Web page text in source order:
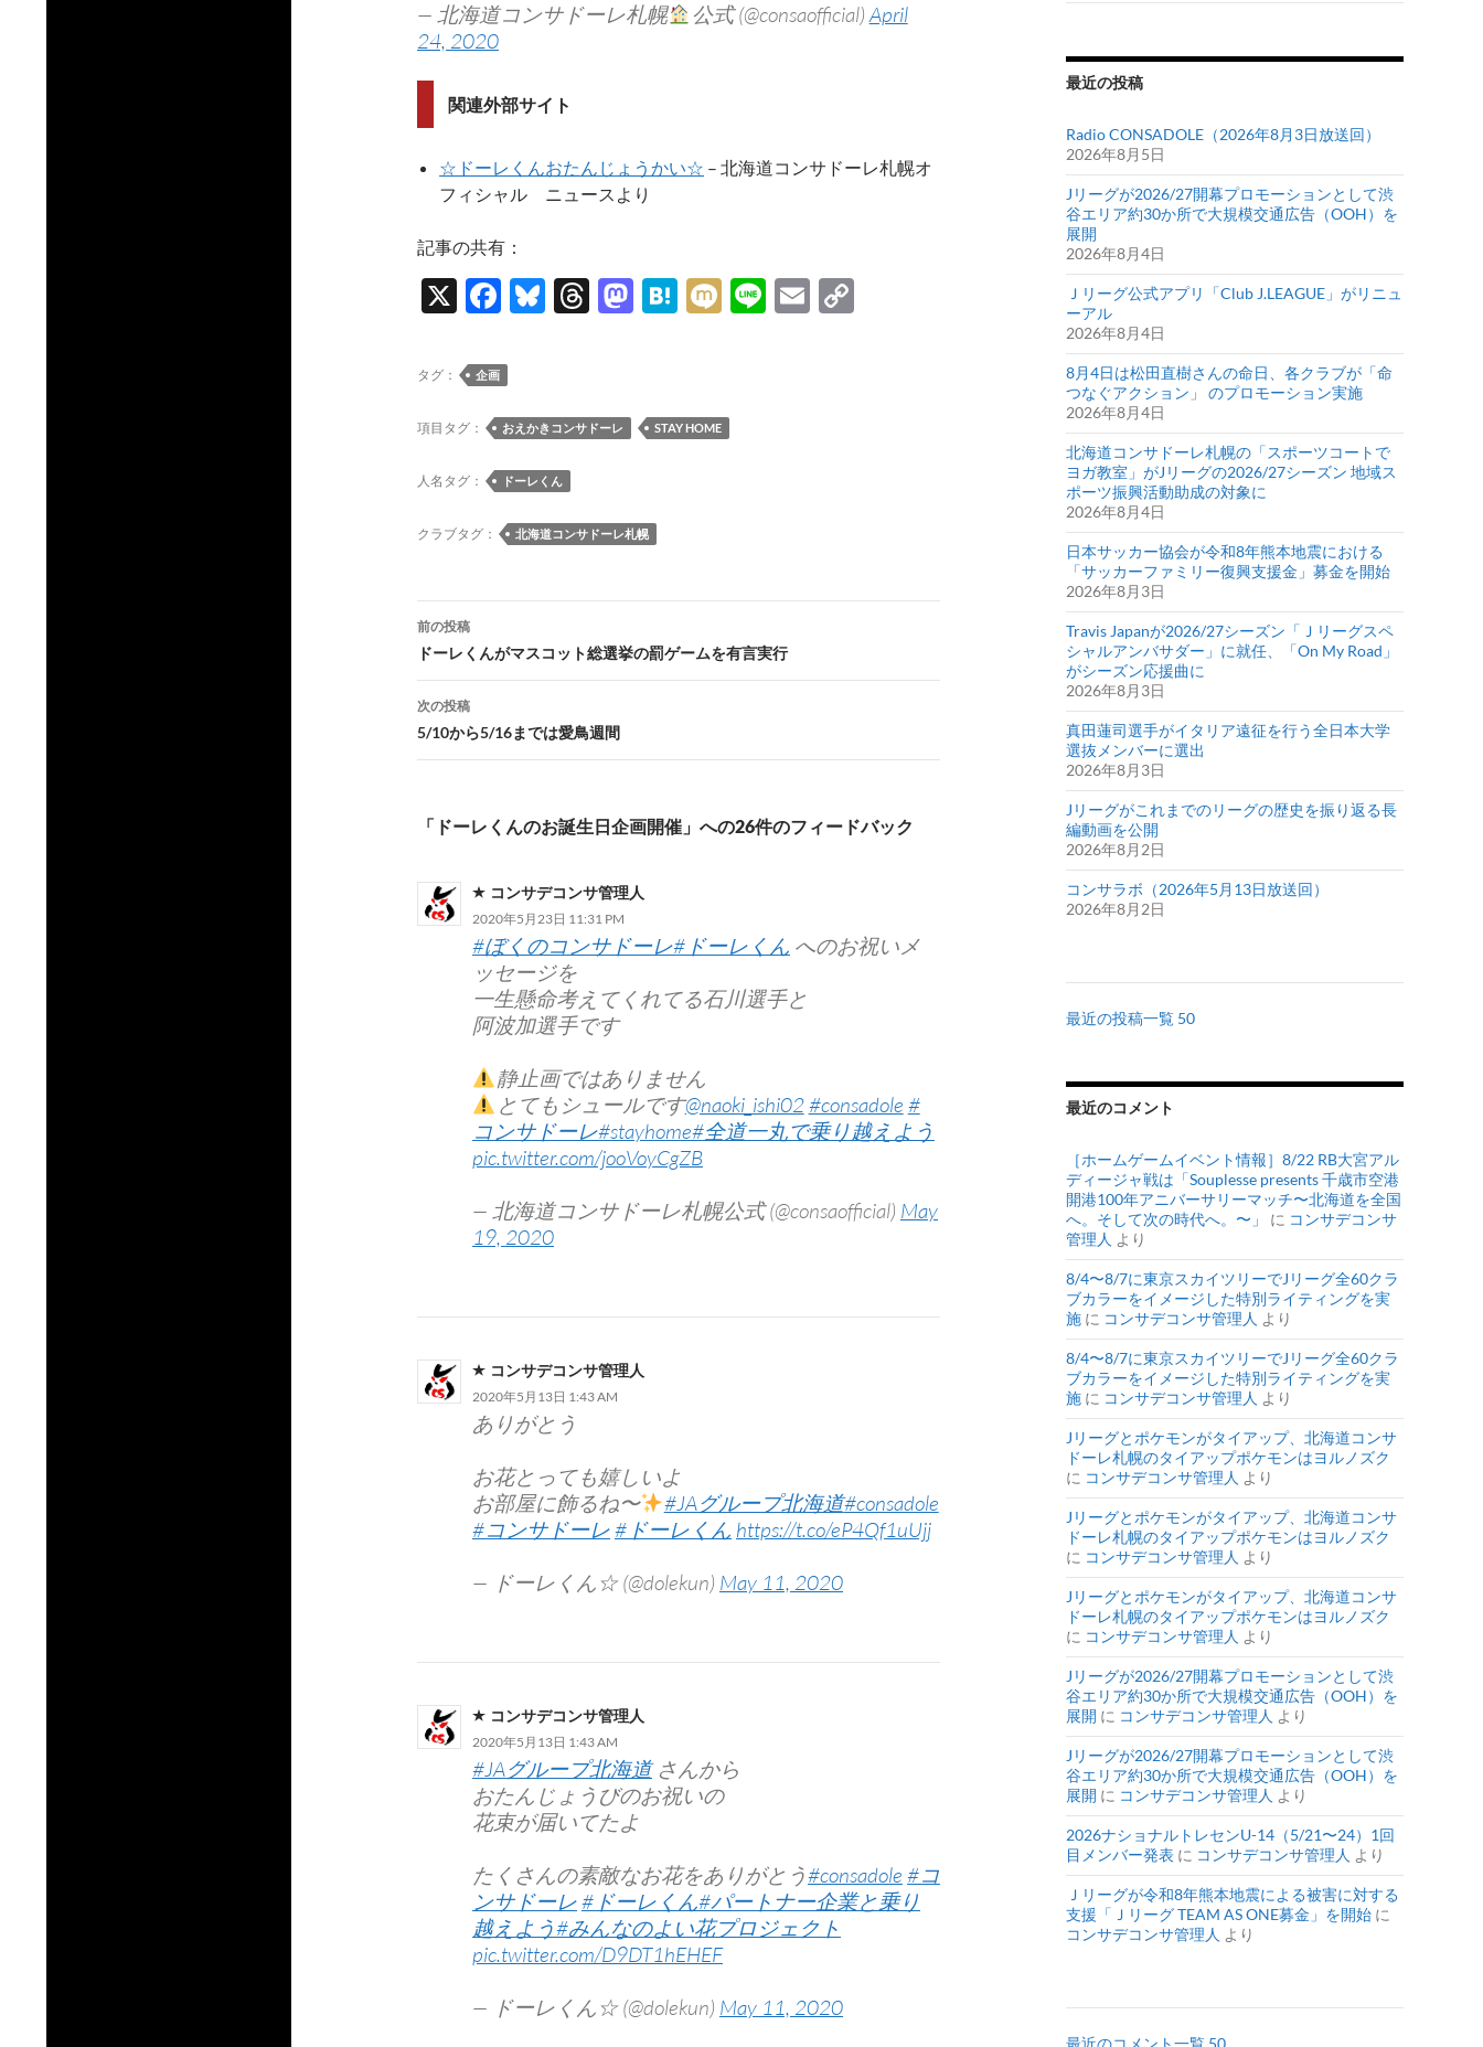
— 北海道コンサドーレ札幌
公式 (@consaofficial)April
24, 2020
関連外部サイト
☆ドーレくんおたんじょうかい☆ – 北海道コンサドーレ札幌オ
フィシャル ニュースより
記事の共有：
X
F
e
o
o
Bl
y
T
ds
M
o
H
a
M Li
E
タグ： 企画
項目タグ： おえかきコンサドーレ STAY HOME
人名タグ： ドーレくん
クラブタグ： 北海道コンサドーレ札幌
投
稿
ナ
ビ
ー
ョ
ン
前の投稿
ドーレくんがマスコット総選挙の罰ゲームを有言実行
次の投稿
5/10から5/16までは愛鳥週間
「ドーレくんのお誕生日企画開催」への26件のフィードバック
コンサデコンサ管理人
2020年5月23日 11:31 PM
#ぼくのコンサドーレ#ドーレくん へのお祝いメ
ッセージを
一生懸命考えてくれてる石川選手と
阿波加選手です
静止画ではありません
とてもシュールです@naoki_ishi02#consadole #
コンサドーレ#stayhome#全道一丸で乗り越えよう
pic.twitter.com/jooVoyCgZB
— 北海道コンサドーレ札幌公式 (@consaofficial) May
19, 2020
コンサデコンサ管理人
2020年5月13日 1:43 AM
ありがとう
お花とっても嬉しいよ
お部屋に飾るね〜
#JAグループ北海道#consadole
#コンサドーレ#ドーレくん https://t.co/eP4Qf1uUjj
— ドーレくん☆ (@dolekun) May 11, 2020
コンサデコンサ管理人
2020年5月13日 1:43 AM
#JAグループ北海道さんから
おたんじょうびのお祝いの
花束が届いてたよ
たくさんの素敵なお花をありがとう#consadole #コ
ンサドーレ#ドーレくん#パートナー企業と乗り
越えよう#みんなのよい花プロジェクト
pic.twitter.com/D9DT1hEHEF
— ドーレくん☆ (@dolekun) May 11, 2020
最近の投稿
Radio CONSADOLE（2026年8月3日放送回）
2026年8月5日
Jリーグが2026/27開幕プロモーションとして渋
谷エリア約30か所で大規模交通広告（OOH）を
展開
2026年8月4日
Ｊリーグ公式アプリ「Club J.LEAGUE」がリニュ
ーアル
2026年8月4日
8月4日は松田直樹さんの命日、各クラブが「命
つなぐアクション」 のプロモーション実施
2026年8月4日
北海道コンサドーレ札幌の「スポーツコートで
ヨガ教室」がJリーグの2026/27シーズン 地域ス
ポーツ振興活動助成の対象に
2026年8月4日
日本サッカー協会が令和8年熊本地震における
「サッカーファミリー復興支援金」募金を開始
2026年8月3日
Travis Japanが2026/27シーズン「Ｊリーグスペ
シャルアンバサダー」に就任、「On My Road」
がシーズン応援曲に
2026年8月3日
真田蓮司選手がイタリア遠征を行う全日本大学
選抜メンバーに選出
2026年8月3日
Jリーグがこれまでのリーグの歴史を振り返る長
編動画を公開
2026年8月2日
コンサラボ（2026年5月13日放送回）
2026年8月2日
最近の投稿一覧 50
最近のコメント
［ホームゲームイベント情報］8/22 RB大宮アル
ディージャ戦は「Souplesse presents 千歳市空港
開港100年アニバーサリーマッチ〜北海道を全国
へ。そして次の時代へ。〜」
に コンサデコンサ
管理人 より
8/4〜8/7に東京スカイツリーでJリーグ全60クラ
ブカラーをイメージした特別ライティングを実
施 に コンサデコンサ管理人 より
8/4〜8/7に東京スカイツリーでJリーグ全60クラ
ブカラーをイメージした特別ライティングを実
施 に コンサデコンサ管理人 より
Jリーグとポケモンがタイアップ、北海道コンサ
ドーレ札幌のタイアップポケモンはヨルノズク
に コンサデコンサ管理人 より
Jリーグとポケモンがタイアップ、北海道コンサ
ドーレ札幌のタイアップポケモンはヨルノズク
に コンサデコンサ管理人 より
Jリーグとポケモンがタイアップ、北海道コンサ
ドーレ札幌のタイアップポケモンはヨルノズク
に コンサデコンサ管理人 より
Jリーグが2026/27開幕プロモーションとして渋
谷エリア約30か所で大規模交通広告（OOH）を
展開 に コンサデコンサ管理人 より
Jリーグが2026/27開幕プロモーションとして渋
谷エリア約30か所で大規模交通広告（OOH）を
展開 に コンサデコンサ管理人 より
2026ナショナルトレセンU-14（5/21〜24）1回
目メンバー発表 に コンサデコンサ管理人 より
Ｊリーグが令和8年熊本地震による被害に対する
支援「Ｊリーグ TEAM AS ONE募金」を開始 に
コンサデコンサ管理人 より